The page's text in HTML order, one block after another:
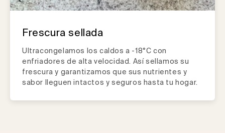
Frescura sellada
Ultracongelamos los caldos a -18°C con
enfriadores de alta velocidad. Así sellamos su
frescura y garantizamos que sus nutrientes y
sabor lleguen intactos y seguros hasta tu hogar.